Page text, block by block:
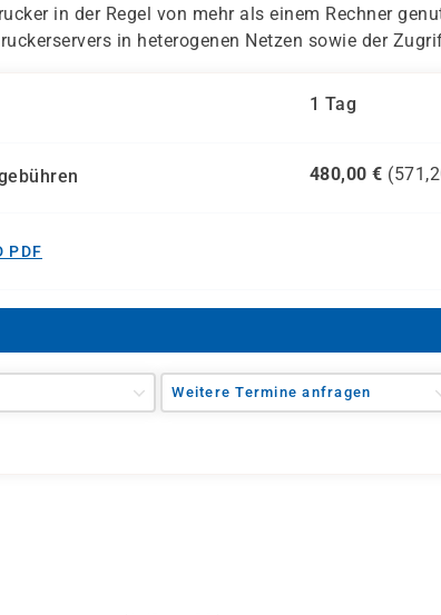
in der Regel von mehr als einem Rechner
in heterogenen Netzen sowie der
1 Tag
480,00 € (
PDF
Weitere Termine anfragen